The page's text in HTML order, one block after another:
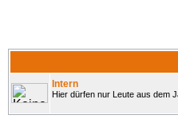
Intern
Hier dürfen nur Leute aus dem